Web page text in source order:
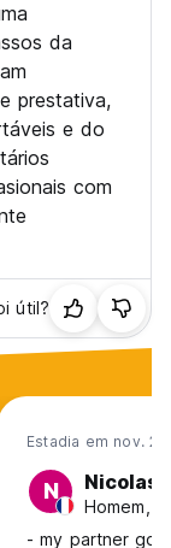
da
prestativa,
e do
com
útil?
Estadia em nov.
N Nicolas
Homem,
- my partner got